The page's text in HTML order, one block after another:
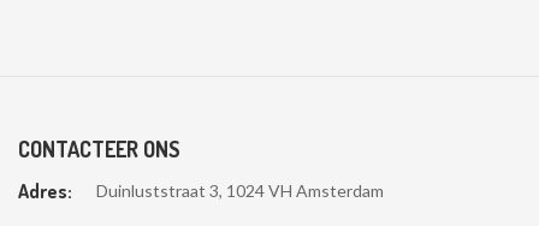
CONTACTEER ONS
Adres: Duinluststraat 3, 1024 VH Amsterdam